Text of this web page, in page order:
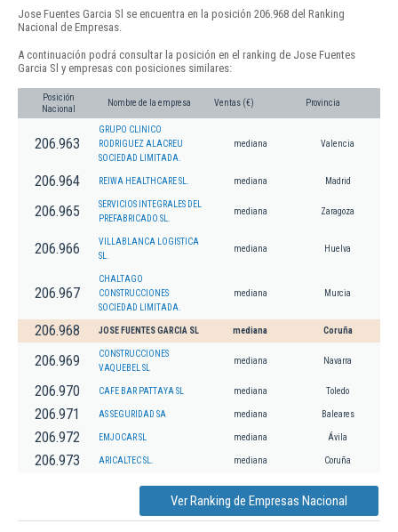
Jose Fuentes Garcia Sl se encuentra en la posición 206.968 del Ranking
Nacional de Empresas.
A continuación podrá consultar la posición en el ranking de Jose Fuentes
Garcia Sl y empresas con posiciones similares:
Posición
Nacional
Nombre de la empresa Ventas (€) Provincia
206.963
GRUPO CLINICO
RODRIGUEZ ALACREU
SOCIEDAD LIMITADA.
mediana Valencia
206.964 REIWA HEALTHCARE SL. mediana Madrid
206.965
SERVICIOS INTEGRALES DEL
PREFABRICADO SL.
mediana Zaragoza
206.966
VILLABLANCA LOGISTICA
SL.
mediana Huelva
206.967
CHALTAGO
CONSTRUCCIONES
SOCIEDAD LIMITADA.
mediana Murcia
206.968 JOSE FUENTES GARCIA SL mediana Coruña
206.969
CONSTRUCCIONES
VAQUEBEL SL
mediana Navarra
206.970 CAFE BAR PATTAYA SL mediana Toledo
206.971 AS SEGURIDAD SA mediana Baleares
206.972 EMJOCAR SL mediana Ávila
206.973 ARICALTEC SL. mediana Coruña
Ver Ranking de Empresas Nacional